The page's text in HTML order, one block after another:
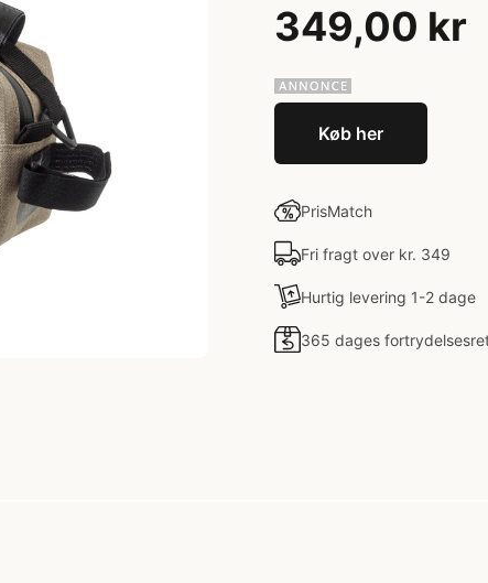
349,00 kr
Køb her
PrisMatch
Fri fragt over kr. 349
Hurtig levering 1-2 dage
365 dages